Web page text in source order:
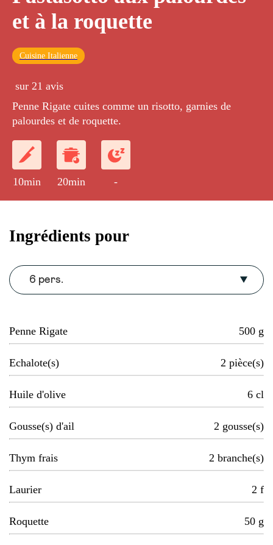
et à la roquette
Cuisine Italienne
sur 21 avis
Penne Rigate cuites comme un risotto, garnies de
palourdes et de roquette.
10min 20min -
Ingrédients pour
6 pers.
Penne Rigate 500 g
Echalote(s) 2 pièce(s)
Huile d'olive 6 cl
Gousse(s) d'ail 2 gousse(s)
Thym frais 2 branche(s)
Laurier 2 f
Roquette 50 g